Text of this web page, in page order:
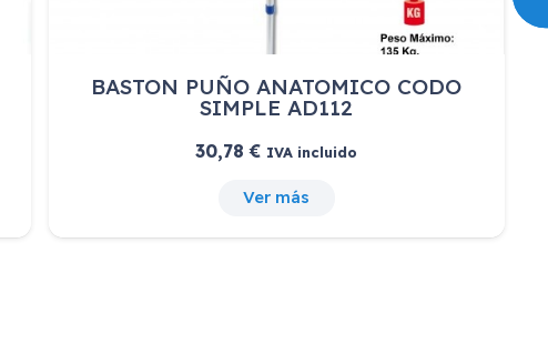
BASTON PUÑO ANATOMICO CODO
SIMPLE AD112
30,78€ IVA incluido
Ver más